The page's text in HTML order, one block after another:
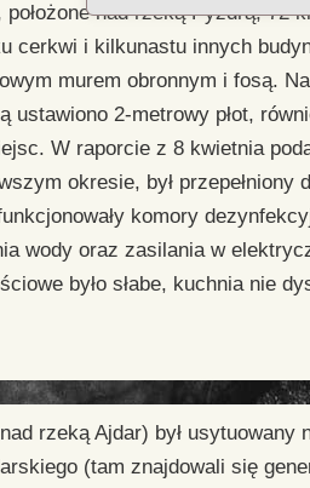
nad rzeką Pyzdrą, 72
cerkwi i kilkunastu innych
murem obronnym i fosą.
ustawiono 2-metrowy płot,
W raporcie z 8 kwietnia
okresie, był przepełniony
komory
wody oraz zasilania w
było słabe, kuchnia nie
rzeką Ajdar) był usytuowany
(tam znajdowali się